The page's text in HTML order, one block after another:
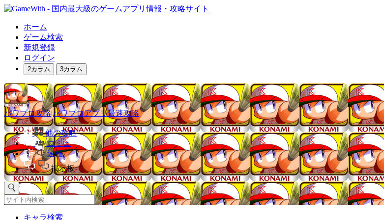
ホーム
ゲーム検索
新規登録
ログイン
2カラム 3カラム
パワプロ攻略|パワプロアプリ最速攻略
他の攻略
コミュ
速報
掲示板
キャラ検索